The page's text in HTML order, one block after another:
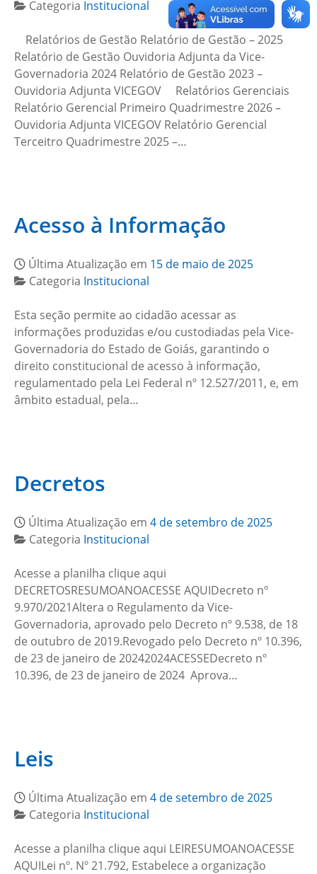
Categoria Institucional
Relatórios de Gestão Relatório de Gestão – 2025
Relatório de Gestão Ouvidoria Adjunta da Vice-
Governadoria 2024 Relatório de Gestão 2023 –
Ouvidoria Adjunta VICEGOV Relatórios Gerenciais
Relatório Gerencial Primeiro Quadrimestre 2026 –
Ouvidoria Adjunta VICEGOV Relatório Gerencial
Terceitro Quadrimestre 2025 –…
Acesso à Informação
Última Atualização em 15 de maio de 2025
Categoria Institucional
Esta seção permite ao cidadão acessar as
informações produzidas e/ou custodiadas pela Vice-
Governadoria do Estado de Goiás, garantindo o
direito constitucional de acesso à informação,
regulamentado pela Lei Federal nº 12.527/2011, e, em
âmbito estadual, pela…
Decretos
Última Atualização em 4 de setembro de 2025
Categoria Institucional
Acesse a planilha clique aqui
DECRETOSRESUMOANOACESSE AQUIDecreto nº
9.970/2021Altera o Regulamento da Vice-
Governadoria, aprovado pelo Decreto nº 9.538, de 18
de outubro de 2019.Revogado pelo Decreto nº 10.396,
de 23 de janeiro de 20242024ACESSEDecreto nº
10.396, de 23 de janeiro de 2024 Aprova…
Leis
Última Atualização em 4 de setembro de 2025
Categoria Institucional
Acesse a planilha clique aqui LEIRESUMOANOACESSE
AQUILei nº. Nº 21.792, Estabelece a organização